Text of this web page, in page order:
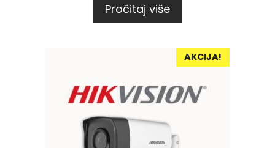
Pročitaj više
AKCIJA!